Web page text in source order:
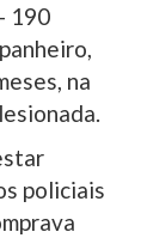
190
na
policiais